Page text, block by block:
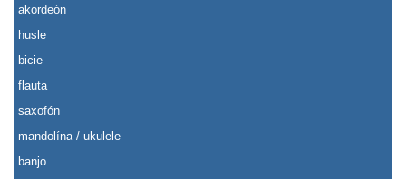
akordeón
husle
bicie
flauta
saxofón
mandolína / ukulele
banjo